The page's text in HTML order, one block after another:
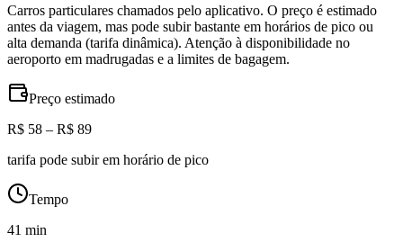
Carros particulares chamados pelo aplicativo. O preço é estimado
antes da viagem, mas pode subir bastante em horários de pico ou
alta demanda (tarifa dinâmica). Atenção à disponibilidade no
aeroporto em madrugadas e a limites de bagagem.
Preço estimado
R$ 58 – R$ 89
tarifa pode subir em horário de pico
Tempo
41 min